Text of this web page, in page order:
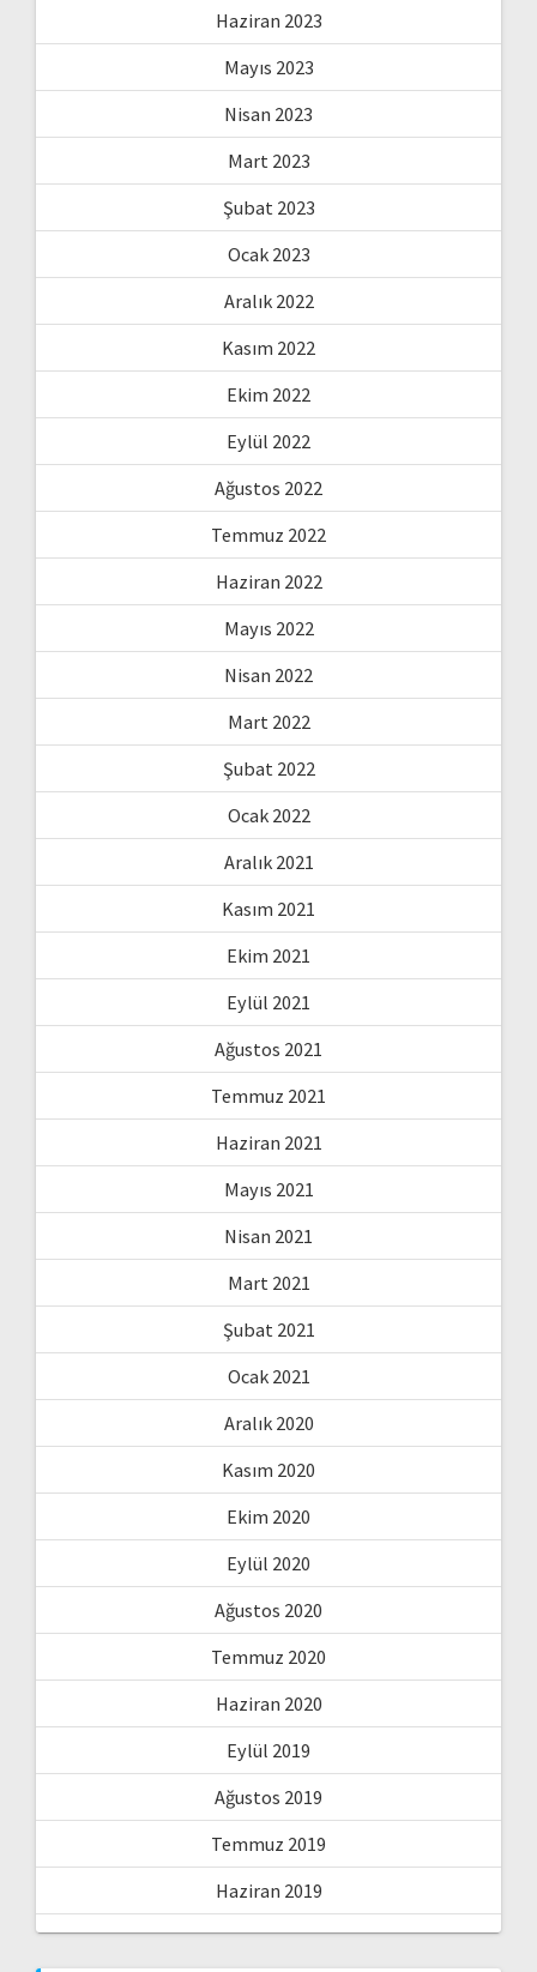
Haziran 2023
Mayıs 2023
Nisan 2023
Mart 2023
Şubat 2023
Ocak 2023
Aralık 2022
Kasım 2022
Ekim 2022
Eylül 2022
Ağustos 2022
Temmuz 2022
Haziran 2022
Mayıs 2022
Nisan 2022
Mart 2022
Şubat 2022
Ocak 2022
Aralık 2021
Kasım 2021
Ekim 2021
Eylül 2021
Ağustos 2021
Temmuz 2021
Haziran 2021
Mayıs 2021
Nisan 2021
Mart 2021
Şubat 2021
Ocak 2021
Aralık 2020
Kasım 2020
Ekim 2020
Eylül 2020
Ağustos 2020
Temmuz 2020
Haziran 2020
Eylül 2019
Ağustos 2019
Temmuz 2019
Haziran 2019